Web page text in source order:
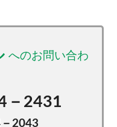
－2431
2043